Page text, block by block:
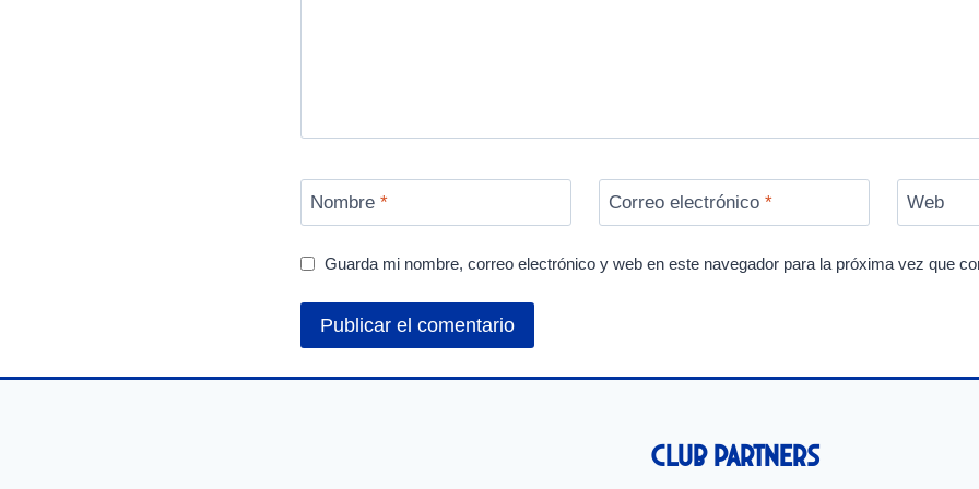
Nombre * Correo electrónico * Web
Guarda mi nombre, correo electrónico y web en este navegador para la próxima vez que
Club Partners